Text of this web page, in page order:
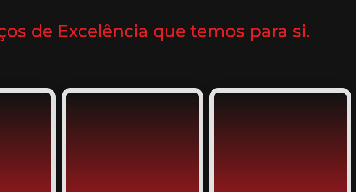
de Excelência que temos para si.